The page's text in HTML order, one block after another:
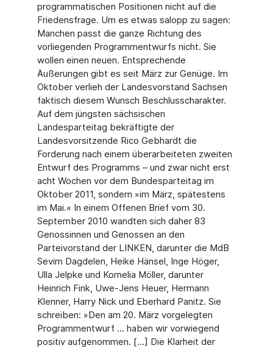
programmatischen Positionen nicht auf die
Friedensfrage. Um es etwas salopp zu sagen:
Manchen passt die ganze Richtung des
vorliegenden Programmentwurfs nicht. Sie
wollen einen neuen. Entsprechende
Äußerungen gibt es seit März zur Genüge. Im
Oktober verlieh der Landesvorstand Sachsen
faktisch diesem Wunsch Beschlusscharakter.
Auf dem jüngsten sächsischen
Landesparteitag bekräftigte der
Landesvorsitzende Rico Gebhardt die
Forderung nach einem überarbeiteten zweiten
Entwurf des Programms – und zwar nicht erst
acht Wochen vor dem Bundesparteitag im
Oktober 2011, sondern »im März, spätestens
im Mai.« In einem Offenen Brief vom 30.
September 2010 wandten sich daher 83
Genossinnen und Genossen an den
Parteivorstand der LINKEN, darunter die MdB
Sevim Dagdelen, Heike Hänsel, Inge Höger,
Ulla Jelpke und Kornelia Möller, darunter
Heinrich Fink, Uwe-Jens Heuer, Hermann
Klenner, Harry Nick und Eberhard Panitz. Sie
schreiben: »Den am 20. März vorgelegten
Programmentwurf ... haben wir vorwiegend
positiv aufgenommen. […] Die Klarheit der